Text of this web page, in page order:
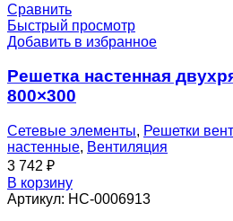
Сравнить
Быстрый просмотр
Добавить в избранное
Решетка настенная
800×300
Сетевые элементы, Решетки
настенные, Вентиляция
3 742 ₽
В корзину
Артикул: НС-0006913